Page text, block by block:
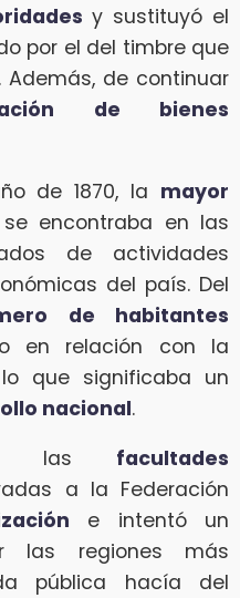
y sustituyó el
por el del timbre que
de continuar
de bienes
de 1870, la mayor
se encontraba en las
de actividades
del país. Del
de habitantes
en relación con la
que significaba un
nacional.
las facultades
a la Federación
e intentó un
las regiones más
pública hacía del